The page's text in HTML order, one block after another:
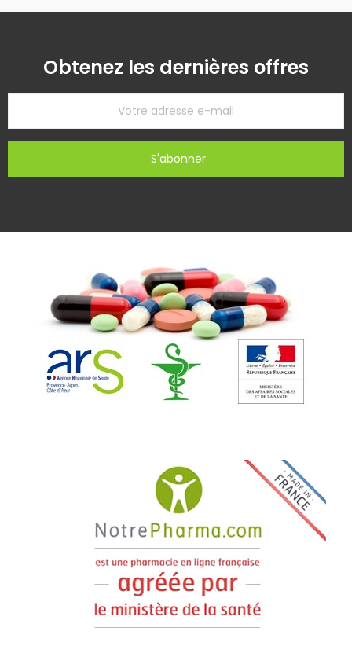
Obtenez les dernières offres
S'abonner